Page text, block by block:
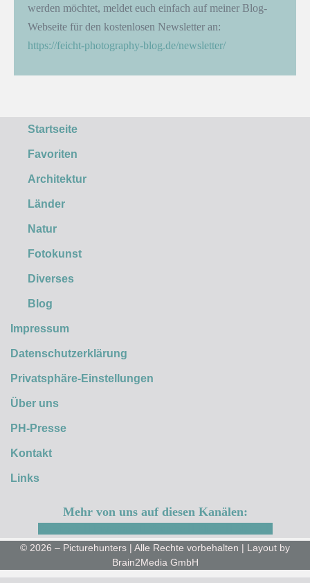
werden möchtet, meldet euch einfach auf meiner Blog-
Webseite für den kostenlosen Newsletter an:
https://feicht-photography-blog.de/newsletter/
Startseite
Favoriten
Architektur
Länder
Natur
Fotokunst
Diverses
Blog
Impressum
Datenschutzerklärung
Privatsphäre-Einstellungen
Über uns
PH-Presse
Kontakt
Links
Mehr von uns auf diesen Kanälen:
© 2026 – Picturehunters | Alle Rechte vorbehalten | Layout by
Brain2Media GmbH